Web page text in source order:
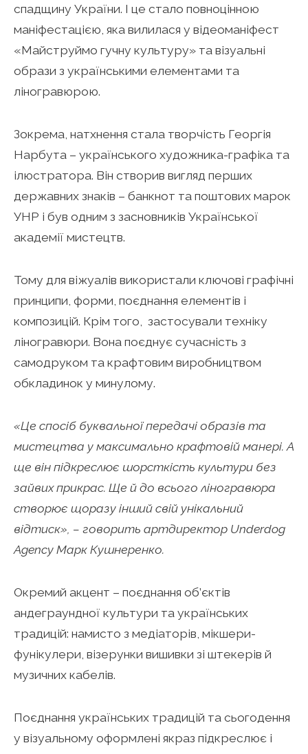
спадщину України. І це стало повноцінною
маніфестацією, яка вилилася у відеоманіфест
«Майструймо гучну культуру» та візуальні
образи з українськими елементами та
ліногравюрою.
Зокрема, натхнення стала творчість Георгія
Нарбута – українського художника-графіка та
ілюстратора. Він створив вигляд перших
державних знаків – банкнот та поштових марок
УНР і був одним з засновників Української
академії мистецтв.
Тому для віжуалів використали ключові графічні
принципи, форми, поєднання елементів і
композицій. Крім того, застосували техніку
ліногравюри. Вона поєднує сучасність з
самодруком та крафтовим виробництвом
обкладинок у минулому.
«Це спосіб буквальної передачі образів та
мистецтва у максимально крафтовій манері. А
ще він підкреслює шорсткість культури без
зайвих прикрас. Ще й до всього ліногравюра
створює щоразу інший свій унікальний
відтиск», – говорить артдиректор Underdog
Agency Марк Кушнеренко.
Окремий акцент – поєднання об’єктів
андеграундної культури та українських
традицій: намисто з медіаторів, мікшери-
фунікулери, візерунки вишивки зі штекерів й
музичних кабелів.
Поєднання українських традицій та сьогодення
у візуальному оформлені якраз підкреслює і